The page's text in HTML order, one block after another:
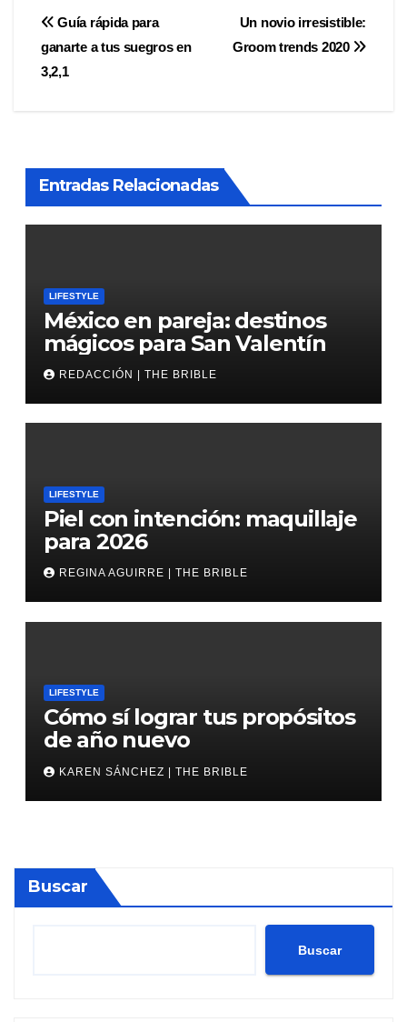
Navegación
de
Un novio irresistible:
Groom trends 2020
Guía rápida para
ganarte a tus suegros en
3,2,1
Entradas Relacionadas
LIFESTYLE
México en pareja: destinos
mágicos para San Valentín
REDACCIÓN | THE BRIBLE
LIFESTYLE
Piel con intención: maquillaje
para 2026
REGINA AGUIRRE | THE BRIBLE
LIFESTYLE
Cómo sí lograr tus propósitos
de año nuevo
KAREN SÁNCHEZ | THE BRIBLE
Buscar
Buscar